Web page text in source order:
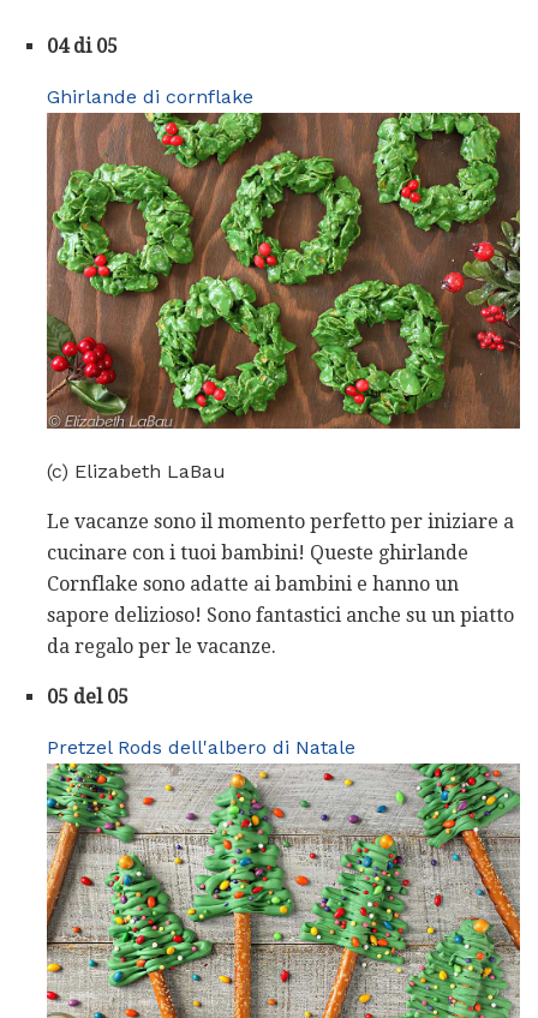
04 di 05
Ghirlande di cornflake
(c) Elizabeth LaBau
Le vacanze sono il momento perfetto per iniziare a
cucinare con i tuoi bambini! Queste ghirlande
Cornflake sono adatte ai bambini e hanno un
sapore delizioso! Sono fantastici anche su un piatto
da regalo per le vacanze.
05 del 05
Pretzel Rods dell'albero di Natale